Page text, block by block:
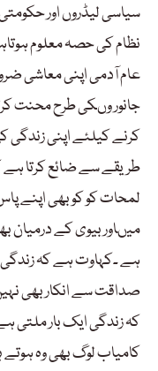
سیاسی لیڈروں اور
نظام کی حصہ معلوم
عام آدمی اپنی معاشی
جانور وںکی طرح محنت
کرنے کیلئے اپنی
طریقے سے ضائع کرتا
لمحات کو کو بھی اپنے
میںاور بیوی کے درمیان
ہے ۔کہاوت ہے کہ زندگی
صداقت سے انکار بھی
کہ زندگی ایک بار ملتی
کامیاب لوگ بھی وہ ہوتے